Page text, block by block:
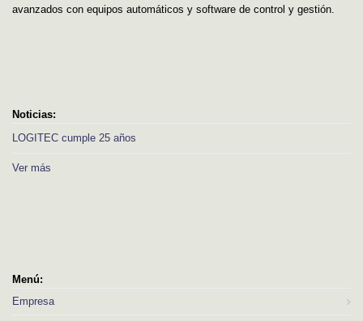
avanzados con equipos automáticos y software de control y gestión.
Noticias:
LOGITEC cumple 25 años
Ver más
Menú:
Empresa